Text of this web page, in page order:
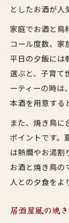
としたお酒が人
家庭でお酒と鳥
コール度数、家
平日の夕飯には
選ぶと、子育て
ーティーの時は
本酒を用意する
また、焼き鳥に
ポイントです。
は熱燗やお湯割
お酒と焼き鳥の
人との夕食をよ
居酒屋風の焼